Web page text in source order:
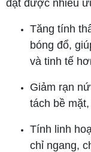
đạt được nhiều
Tăng tính
bóng đổ,
và tinh tế
Giảm rạn
tách bề
Tính linh
chỉ ngang,